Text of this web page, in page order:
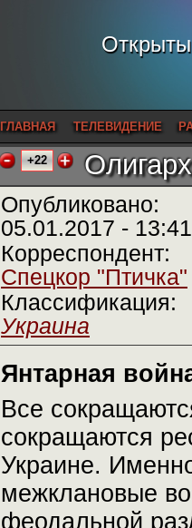
ГЛАВНАЯ ТЕЛЕВИДЕНИЕ
+22
Опубликовано:
05.01.2017 - 13:41
Корреспондент:
Спецкор "Птичка"
Классификация:
Украина
Янтарная
Все
сокращаются
Украине.
межклановые
феодальной